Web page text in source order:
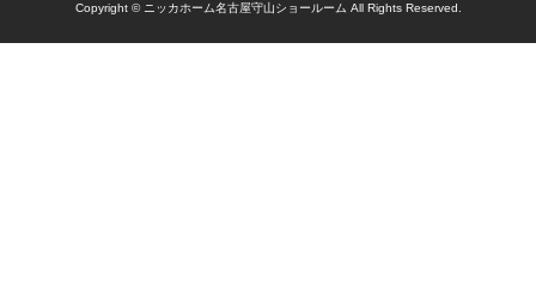
Copyright © ニッカホーム名古屋守山ショールーム All Rights Reserved.